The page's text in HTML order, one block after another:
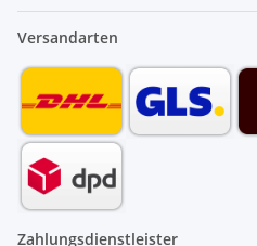
Versandarten
Zahlungsdienstleister